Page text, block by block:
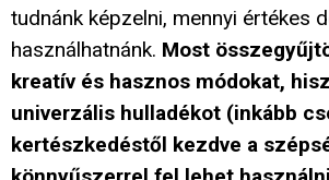
tudnánk képzelni, mennyi értékes
használhatnánk. Most
kreatív és hasznos módokat,
univerzális hulladékot (inkább
kertészkedéstől kezdve a